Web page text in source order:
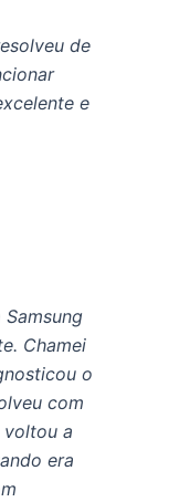
de
e
Samsung
Chamei
o
com
voltou a
era